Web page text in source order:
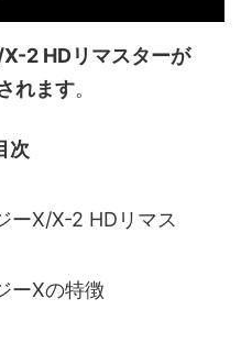
2 HDリマスターが
れます。
次
ーX/X-2 HDリマス
ーXの特徴